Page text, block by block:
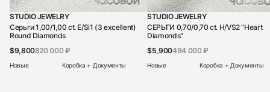
STUDIO JEWELRY
Серьги 1,00/1,00 ct. E/Si1 (3 excellent)
Round Diamonds
$9,800820 000 ₽
Новые Коробка + Документы
STUDIO JEWELRY
СЕРЬГИ 0,70/0,70 ct. H/VS2 "Heart
Diamonds"
$5,900494 000 ₽
Новые Коробка + Документы